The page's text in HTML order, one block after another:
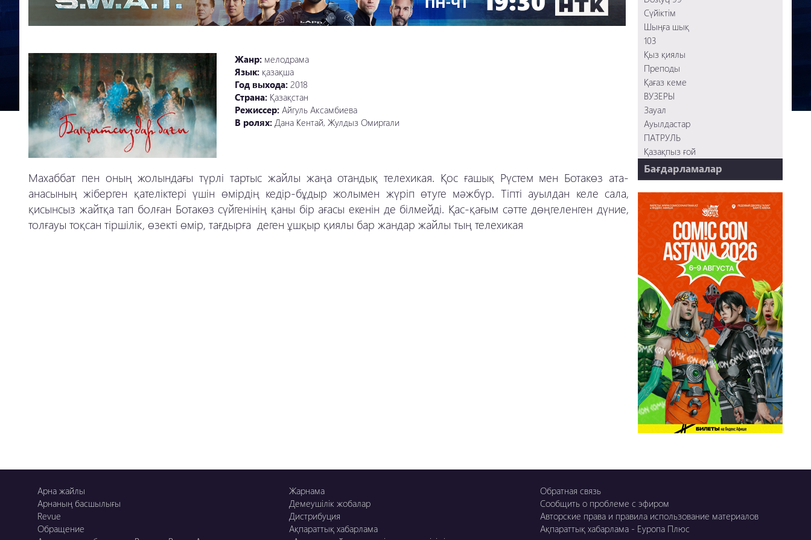
Жанр: мелодрама
Язык: қазақша
Год выхода: 2018
Страна: Қазақстан
Режиссер: Айгуль Аксамбиева
В ролях: Дана Кентай, Жулдыз Омиргали
Махаббат пен оның жолындағы түрлі тартыс жайлы жаңа отандық телехикая. Қос ғашық Рүстем мен Ботакөз ата-
анасының жіберген қателіктері үшін өмірдің кедір-бұдыр жолымен жүріп өтуге мәжбүр. Тіпті ауылдан келе сала,
қисынсыз жайтқа тап болған Ботакөз сүйгенінің қаны бір ағасы екенін де білмейді. Қас-қағым сәтте дөңгеленген дүние,
толғауы тоқсан тіршілік, өзекті өмір, тағдырға деген ұшқыр қиялы бар жандар жайлы тың телехикая
Сүйіктім
Шыңға шық
103
Қыз қиялы
Преподы
Қағаз кеме
ВУЗЕРЫ
Зауал
Ауылдастар
ПАТРУЛЬ
Қазақпыз ғой
Бағдарламалар
REVUE WEEKLY
OZMZ ғой
Пәтерник
Қызық LIVE
Dostyq 99
Ұ-Night show
Сезім Бағы
Арна жайлы
Арнаның басшылығы
Revue
Обращение
Жарнама
Демеушілік жобалар
Обратная связь
Сообщить о проблеме с эфиром
Дистрибуция
Авторские права и правила использование материалов
Ақпараттық хабарлама
Ақпараттық хабарлама - Еуропа Плюс